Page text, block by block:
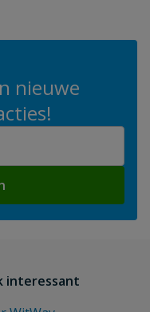
nieuwe
interessant